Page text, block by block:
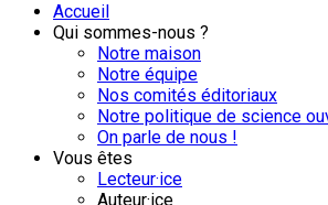
Accueil
Qui sommes-nous ?
Notre maison
Notre équipe
Nos comités éditoriaux
Notre politique de science
On parle de nous !
Vous êtes
Lecteur·ice
Auteur·ice